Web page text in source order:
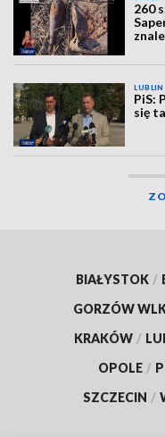
260
LUBLIN
PiS:
się
BIAŁYSTOK /
GORZÓW
KRAKÓW /
OPOLE /
SZCZECIN /